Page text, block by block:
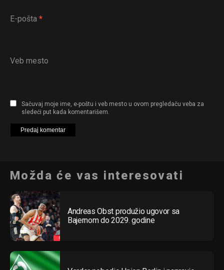
E-pošta *
Veb mesto
Sačuvaj moje ime, e-poštu i veb mesto u ovom pregledaču veba za
sledeći put kada komentarišem.
Možda će vas interesovati
Andreas Obst produžio ugovor sa
Bajernom do 2029. godine